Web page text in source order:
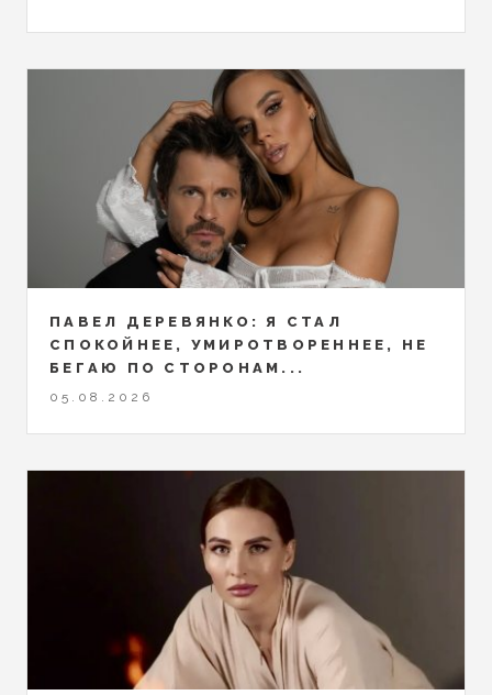
ПАВЕЛ ДЕРЕВЯНКО: Я СТАЛ
СПОКОЙНЕЕ, УМИРОТВОРЕННЕЕ, НЕ
БЕГАЮ ПО СТОРОНАМ...
05.08.2026